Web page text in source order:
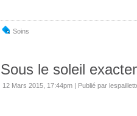
Soins
Sous le soleil
12 Mars 2015, 17:44pm | Publié par